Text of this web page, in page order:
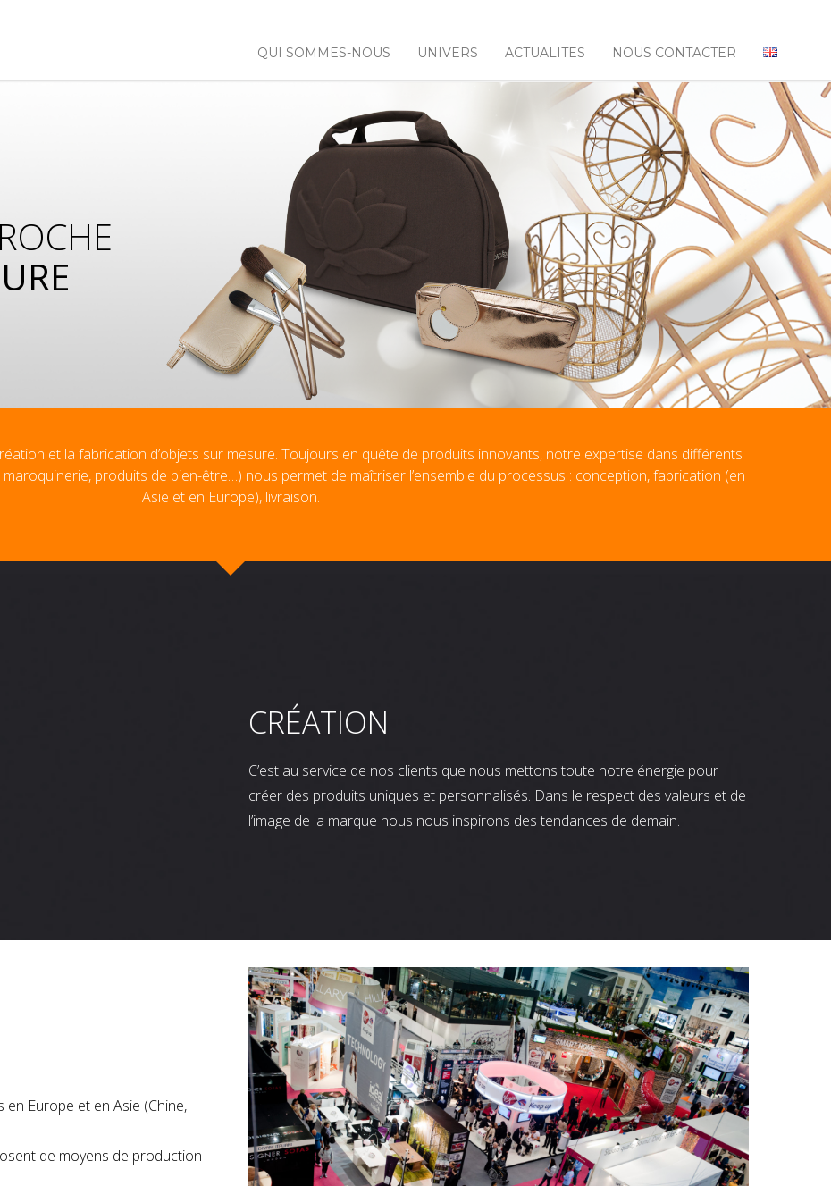
QUI SOMMES-NOUS UNIVERS ACTUALITES NOUS CONTACTER
et la fabrication d’objets sur mesure. Toujours en quête de produits innovants, notre expertise dans différents
maroquinerie, produits de bien-être…) nous permet de maîtriser l’ensemble du processus : conception, fabrication (en
Asie et en Europe), livraison.
CRÉATION
C’est au service de nos clients que nous mettons toute notre énergie pour
créer des produits uniques et personnalisés. Dans le respect des valeurs et de
l’image de la marque nous nous inspirons des tendances de demain.
Europe et en Asie (Chine,
de moyens de production